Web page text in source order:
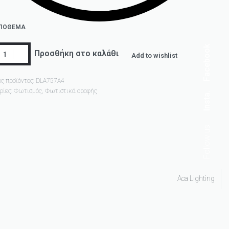
Προσθήκη στο καλάθι Add to wishlist
προϊόντος: DLA757A4
Φωτισμός, Φωτιστικά οροφής
Aca Lighting